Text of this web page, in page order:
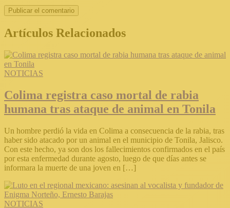
Artículos Relacionados
NOTICIAS
Colima registra caso mortal de rabia
humana tras ataque de animal en Tonila
Un hombre perdió la vida en Colima a consecuencia de la rabia, tras
haber sido atacado por un animal en el municipio de Tonila, Jalisco.
Con este hecho, ya son dos los fallecimientos confirmados en el país
por esta enfermedad durante agosto, luego de que días antes se
informara la muerte de una joven en […]
NOTICIAS